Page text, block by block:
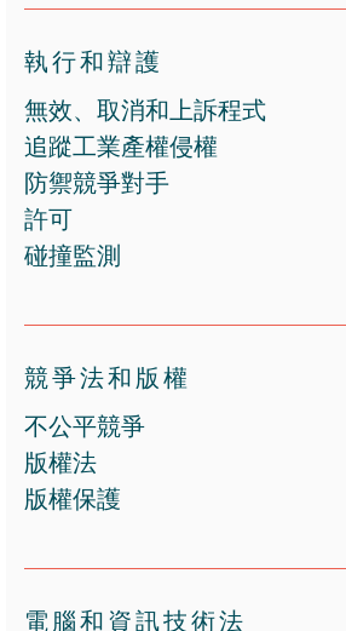
執行和辯護
無效、取消和上訴程式
追蹤工業產權侵權
防禦競爭對手
許可
碰撞監測
競爭法和版權
不公平競爭
版權法
版權保護
電腦和資訊技術法